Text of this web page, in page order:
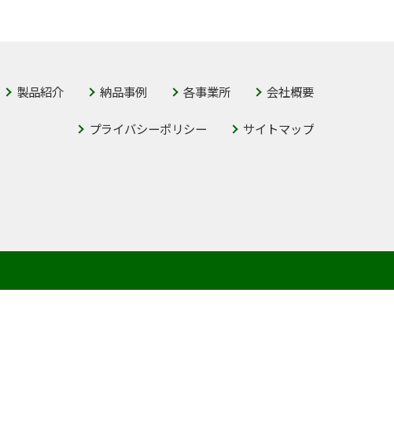
製品紹介 納品事例 各事業所 会社概要
プライバシーポリシー サイトマップ